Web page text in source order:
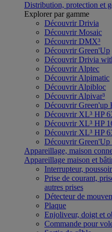
Distribution, protection et
Explorer par gamme
Découvrir Drivia
Découvrir Mosaic
Découvrir DMX³
Découvrir Green'Up
Découvrir Drivia
Découvrir Alptec
Découvrir Alpimatic
Découvrir Alpibloc
Découvrir Alpivar³
Découvrir Green'up
Découvrir XL³ HP
Découvrir XL³ HP
Découvrir XL³ HP
Découvrir Green'Up
Appareillage, maison
Appareillage maison et
Interrupteur,
Prise de courant,
autres prises
Détecteur de
Plaque
Enjoliveur, doigt et
Commande pour